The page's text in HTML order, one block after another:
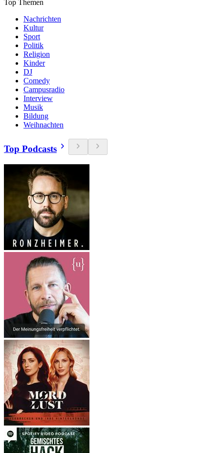
Top Themen
Nachrichten
Kultur
Sport
Politik
Religion
Kinder
DJ
Comedy
Campusradio
Interview
Musik
Bildung
Weihnachten
Top Podcasts